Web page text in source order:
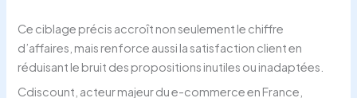
Ce ciblage précis accroît non seulement le chiffre
d’affaires, mais renforce aussi la satisfaction client en
réduisant le bruit des propositions inutiles ou inadaptées.
Cdiscount, acteur majeur du e-commerce en France,